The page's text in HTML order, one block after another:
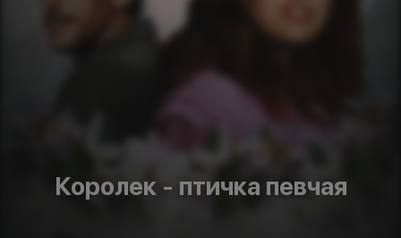
Королек - птичка певчая